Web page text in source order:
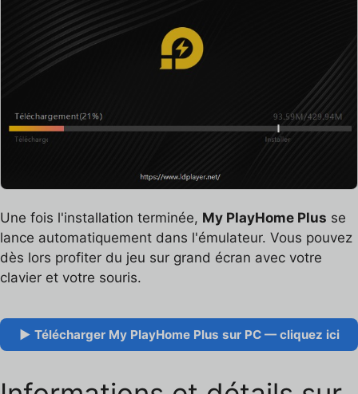
Une fois l'installation terminée, My PlayHome Plus se
lance automatiquement dans l'émulateur. Vous pouvez
dès lors profiter du jeu sur grand écran avec votre
clavier et votre souris.
▶ Télécharger My PlayHome Plus sur PC — cliquez ici